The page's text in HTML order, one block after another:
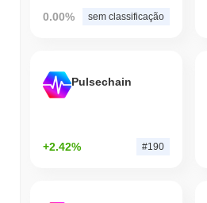
0.00% sem classificação
Pulsechain
+2.42% #190